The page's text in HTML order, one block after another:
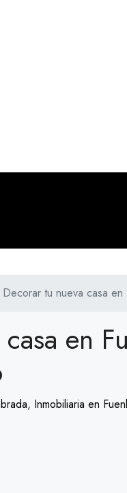
Decorar tu nueva casa en
en
, Inmobiliaria en